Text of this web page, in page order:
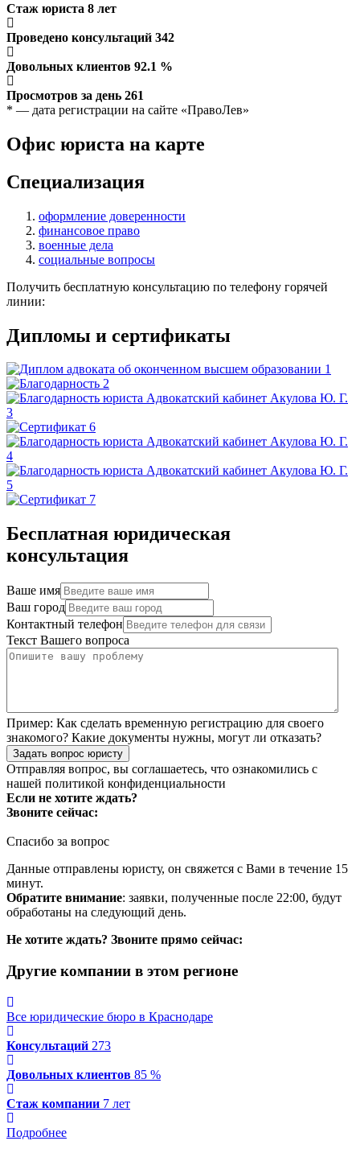
Стаж юриста 8 лет
Проведено консультаций 342
Довольных клиентов 92.1 %
Просмотров за день 261
* — дата регистрации на сайте «ПравоЛев»
Офис юриста на карте
Специализация
оформление доверенности
финансовое право
военные дела
социальные вопросы
Получить бесплатную консультацию по телефону горячей
линии:
Дипломы и сертификаты
Бесплатная юридическая
консультация
Ваше имя
Ваш город
Контактный телефон
Текст Вашего вопроса
Пример: Как сделать временную регистрацию для своего
знакомого? Какие документы нужны, могут ли отказать?
Задать вопрос юристу
Отправляя вопрос, вы соглашаетесь, что ознакомились с
нашей политикой конфиденциальности
Если не хотите ждать?
Звоните сейчас:
Спасибо за вопрос
Данные отправлены юристу, он свяжется с Вами в течение 15
минут.
Обратите внимание: заявки, полученные после 22:00, будут
обработаны на следующий день.
Не хотите ждать? Звоните прямо сейчас:
Другие компании в этом регионе
Все юридические бюро в Краснодаре
Консультаций 273
Довольных клиентов 85 %
Стаж компании 7 лет
Подробнее